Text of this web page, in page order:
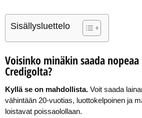
Sisällysluettelo
Voisinko minäkin saada
Credigolta?
Kyllä se on mahdollista. Voit saada
vähintään 20-vuotias, luottokelpoinen ja
loistavat poissaolollaan.